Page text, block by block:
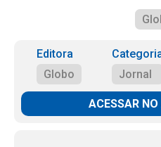
Editora
Globo
Jornal
ACESSAR